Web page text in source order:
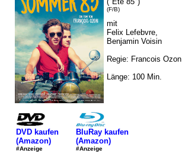
(F/B)
mit
Felix Lefebvre,
Benjamin Voisin
Regie: Francois Ozon
Länge: 100 Min.
DVD kaufen
(Amazon)
#Anzeige
BluRay kaufen
(Amazon)
#Anzeige